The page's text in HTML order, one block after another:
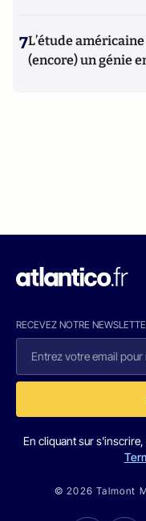
7L’étude américaine
(encore) un génie
RECEVEZ NOTRE
En cliquant sur
© 2026 Talmont